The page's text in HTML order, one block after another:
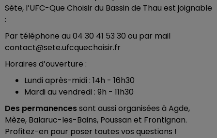
Sète, l’UFC-Que Choisir du Bassin de Thau est joignable
:
Par téléphone au 04 30 41 53 30 ou par mail
contact@sete.ufcquechoisir.fr
Horaires d’ouverture :
Lundi après-midi : 14h - 16h30
Mardi au vendredi : 9h - 11h30
Des permanencessont aussi organisées à Agde,
Mèze, Balaruc-les-Bains, Poussan et Frontignan.
Profitez-en pour poser toutes vos questions !